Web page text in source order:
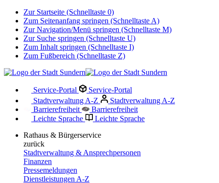
Zur Startseite (Schnelltaste 0)
Zum Seitenanfang springen (Schnelltaste A)
Zur Navigation/Menü springen (Schnelltaste M)
Zur Suche springen (Schnelltaste U)
Zum Inhalt springen (Schnelltaste I)
Zum Fußbereich (Schnelltaste Z)
Service-Portal
Service-Portal
Stadtverwaltung A-Z
Stadtverwaltung A-Z
Barrierefreiheit
Barrierefreiheit
Leichte Sprache
Leichte Sprache
Rathaus & Bürgerservice
zurück
Stadtverwaltung & Ansprechpersonen
Finanzen
Pressemeldungen
Dienstleistungen A-Z